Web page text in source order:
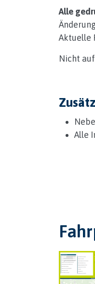
Alle
Aktuelle
Nicht
Alle